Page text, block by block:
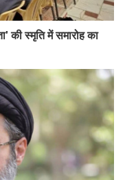
की स्मृति में समारोह का